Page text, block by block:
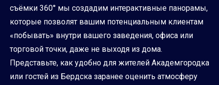
съёмки 360° мы создадим интерактивные панорамы,
которые позволят вашим потенциальным клиентам
«побывать» внутри вашего заведения, офиса или
торговой точки, даже не выходя из дома.
Представьте, как удобно для жителей Академгородка
или гостей из Бердска заранее оценить атмосферу